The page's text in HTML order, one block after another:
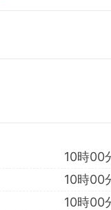
10時00
10時00
10時00